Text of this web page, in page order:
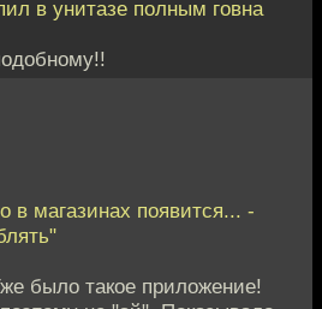
в унитазе полным говна
в магазинах появится... -
было такое приложение!